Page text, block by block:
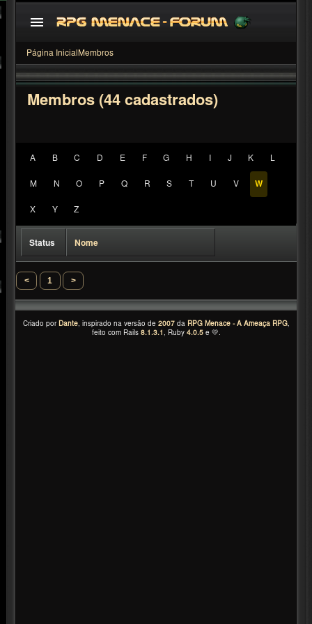
Página Inicial Membros
Membros (44 cadastrados)
A B C D E F G H J K L
M N O P Q R S U V W
X Y Z
>
Status Nome
< 1 >
Criado por Dante, inspirado na versão de 2007 da RPG Menace - A Ameaça RPG,
feito com Rails 8.1.3.1 , Ruby 4.0.5e 💛.